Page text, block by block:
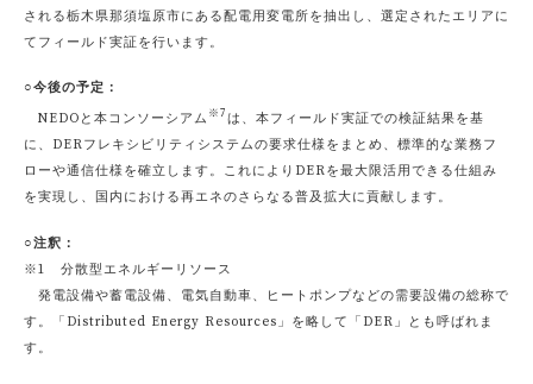
される栃木県那須塩原市にある配電用変電所を抽出し、選定されたエリアに
てフィールド実証を行います。
○今後の予定：
NEDOと本コンソーシアム ※7は、本フィールド実証での検証結果を基
に、DERフレキシビリティシステムの要求仕様をまとめ、標準的な業務フ
ローや通信仕様を確立します。これによりDERを最大限活用できる仕組み
を実現し、国内における再エネのさらなる普及拡大に貢献します。
○注釈：
※1 分散型エネルギーリソース
発電設備や蓄電設備、電気自動車、ヒートポンプなどの需要設備の総称で
す。「Distributed Energy Resources」を略して「DER」とも呼ばれま
す。